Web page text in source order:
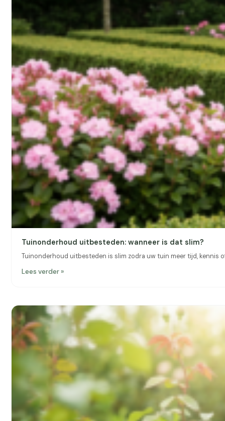
Tuinonderhoud uitbesteden: wanneer is dat slim?
Tuinonderhoud uitbesteden is slim zodra uw tuin meer tijd, kennis
Lees verder »